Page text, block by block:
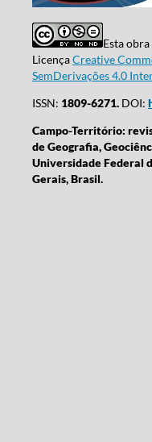
Esta
LicençaCreative
SemDerivações 4.0
ISSN: 1809-6271.DOI:
Campo-Território:
de Geografia,
Universidade Federal
Gerais, Brasil.